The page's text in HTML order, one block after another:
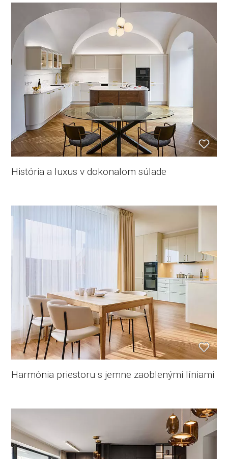
História a luxus v dokonalom súlade
Harmónia priestoru s jemne zaoblenými líniami